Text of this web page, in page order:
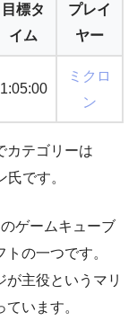
目標タ
イム
プレイ
ヤー
1:05:00
ミクロ
ン
カテゴリーは
です。
ゲームキューブ
の一つです。
主役というマリ
います。